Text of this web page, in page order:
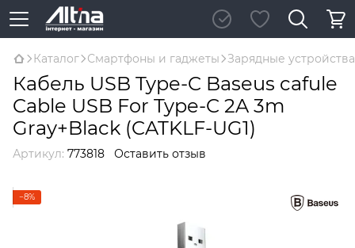
Каталог Смартфоны и гаджеты Зарядные
Кабель USB Type-C Baseus cafule
Cable USB For Type-C 2A 3m
Gray+Black (CATKLF-UG1)
Артикул: 773818 Оставить отзыв
−8%